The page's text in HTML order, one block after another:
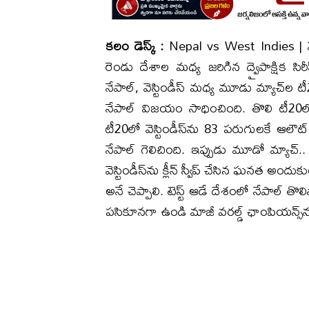
కలం డెస్క్ : Nepal vs West
రెండు దేశాల మధ్య జరిగిన ద్వైపాక్షిక
నేపాల్, వెస్టిండీస్ మధ్య మూడు మ్యాచ్‌ల
నేపాల్ విజయం సాధించింది. తొలి
టీ20లో వెస్టిండీస్‌ను 83 పరుగులకే
నేపాల్ గెలిచింది. ఇప్పుడు మూడో
వెస్టిండీస్‌ను క్లీన్ స్వీప్ చేసిన ఘనత
అనే చెప్పాలి. టెస్ట్ ఆడే దేశంలో నేపాల్
పసికూనగా ఉండి మాజీ వరల్డ్